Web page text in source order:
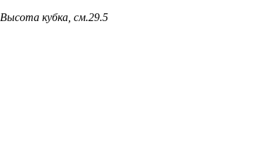
Высота кубка, см.29.5